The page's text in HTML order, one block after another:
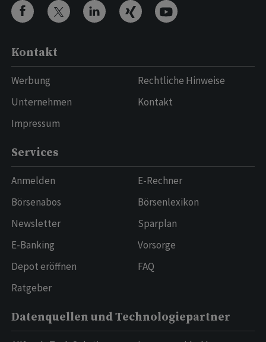
Kontakt
Werbung
Unternehmen
Impressum
Rechtliche Hinweise
Kontakt
Services
Anmelden
Börsenabos
Newsletter
E-Banking
Depot eröffnen
Ratgeber
E-Rechner
Börsenlexikon
Sparplan
Vorsorge
FAQ
Datenquellen und Technologiepartner